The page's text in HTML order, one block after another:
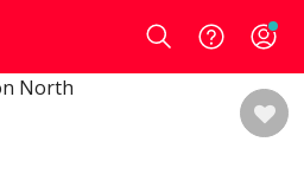
Login